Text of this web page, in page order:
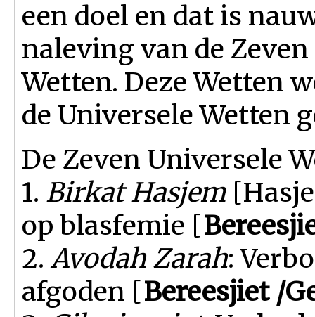
een doel en dat is
naleving van de
Wetten. Deze Wetten
de Universele Wetten
De Zeven Universele
1. Birkat Hasjem
op blasfemie [
2.Avodah Zarah:
afgoden [Bereesjiet /